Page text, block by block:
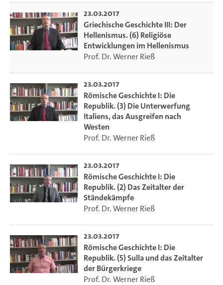
23.03.2017
Griechische Geschichte III: Der
Hellenismus. (6) Religiöse
Entwicklungen im Hellenismus
Prof. Dr. Werner Rieß
23.03.2017
Römische Geschichte I: Die
Republik. (3) Die Unterwerfung
Italiens, das Ausgreifen nach
Westen
Prof. Dr. Werner Rieß
23.03.2017
Römische Geschichte I: Die
Republik. (2) Das Zeitalter der
Ständekämpfe
Prof. Dr. Werner Rieß
23.03.2017
Römische Geschichte I: Die
Republik. (5) Sulla und das Zeitalter
der Bürgerkriege
Prof. Dr. Werner Rieß